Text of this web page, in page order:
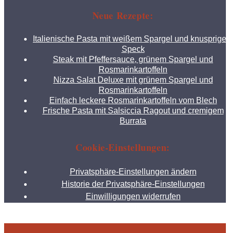
Neue Rezepte:
Italienische Pasta mit weißem Spargel und
Speck
Steak mit Pfeffersauce, grünem Spargel und
Rosmarinkartoffeln
Nizza Salat Deluxe mit grünem Spargel und
Rosmarinkartoffeln
Einfach leckere Rosmarinkartoffeln vom Blech
Frische Pasta mit Salsiccia Ragout und cremigem
Burrata
Cookie-Einstellungen:
Privatsphäre-Einstellungen ändern
Historie der Privatsphäre-Einstellungen
Einwilligungen widerrufen